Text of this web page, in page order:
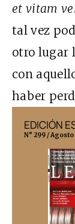
et vitam
tal vez
otro lugar
con
haber
EDICIÓN
N° 299 / Agosto